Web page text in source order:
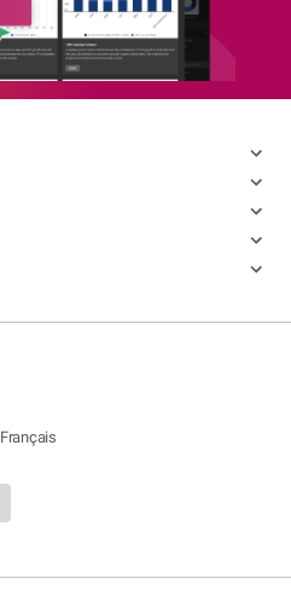
Français